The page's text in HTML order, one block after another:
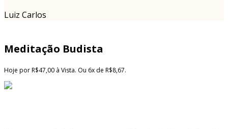
Luiz Carlos
Meditação Budista
Hoje por R$47,00 à Vista. Ou 6x de R$8,67.